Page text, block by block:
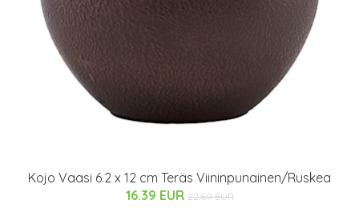
Kojo Vaasi 6.2 x 12 cm Teräs Viininpunainen/Ruskea
16.39 EUR 22.69 EUR